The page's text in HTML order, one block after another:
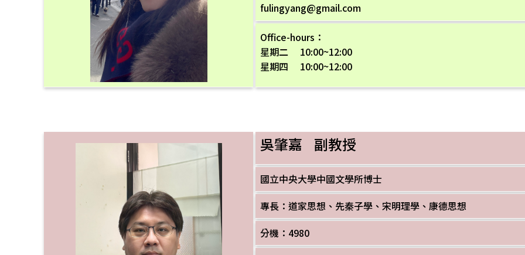
fulingyang@gmail.com
Office-hours：
星期二 10:00~12:00
星期四 10:00~12:00
吳肇嘉 副教授
國立中央大學中國文學所博士
專長：道家思想、先秦子學、宋明理學、康德思想
分機：4980